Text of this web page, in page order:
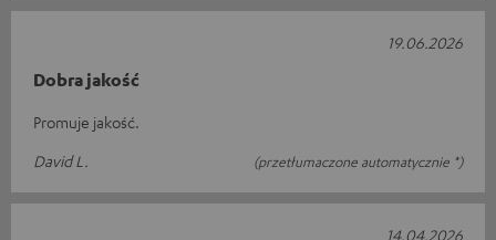
Dobra jakość
Promuje jakość.
David L.
(przetłumaczone automatycznie *)
19.06.2026
14.04.2026